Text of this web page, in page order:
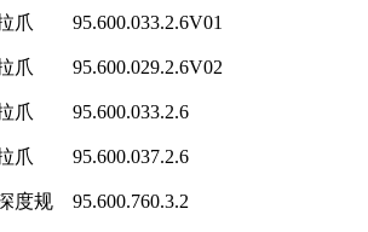
爪 95.600.033.2.6V01
爪 95.600.029.2.6V02
爪 95.600.033.2.6
爪 95.600.037.2.6
度规 95.600.760.3.2